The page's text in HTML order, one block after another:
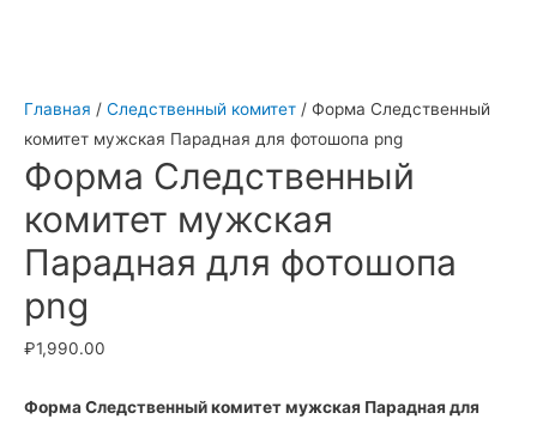
Главная / Следственный комитет / Форма Следственный
комитет мужская Парадная для фотошопа png
Форма Следственный
комитет мужская
Парадная для фотошопа
png
₽1,990.00
Форма Следственный комитет мужская Парадная для